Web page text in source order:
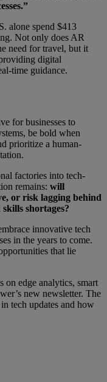
alone spend $413
Not only does AR
need for travel, but it
digital
time guidance.
for businesses to
be bold when
prioritize a human-
factories into tech-
remains: will
or risk lagging behind
shortages?
innovative tech
in the years to come.
that lie
on edge analytics, smart
new newsletter. The
tech updates and how